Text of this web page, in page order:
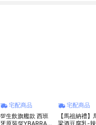
宅配商品
💯生飲旗艦款 西班
牙原裝💯YBARRA
宅配商品
【馬祖納禮】
粱酒豆腐乳-